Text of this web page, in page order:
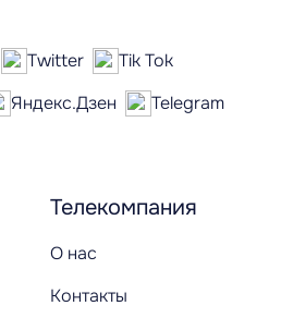
Телекомпания
О нас
Контакты
Twitter
Tik Tok
Яндекс.Дзен
Telegram